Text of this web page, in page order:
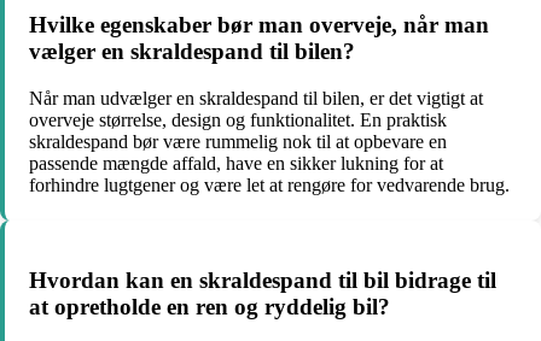
Hvilke egenskaber bør man overveje, når man
vælger en skraldespand til bilen?
Når man udvælger en skraldespand til bilen, er det vigtigt at
overveje størrelse, design og funktionalitet. En praktisk
skraldespand bør være rummelig nok til at opbevare en
passende mængde affald, have en sikker lukning for at
forhindre lugtgener og være let at rengøre for vedvarende brug.
Hvordan kan en skraldespand til bil bidrage til
at opretholde en ren og ryddelig bil?